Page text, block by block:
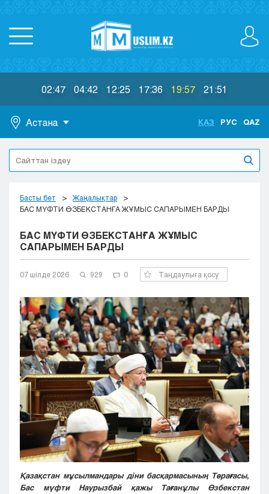
02:47 04:42 12:25 17:36 19:57 21:51
Астана
Астана
Алматы
Актобе
Атырау
Караганда
Кокшетау
Кызылорда
Петропавловск
Семей
Талдыкорган
Тараз
Туркестан
Уральск
Усть-Каменогорск
Шымкент
ҚАЗ РУС QAZ
Басты бет
Жаңалықтар
БАС МҮФТИ ӨЗБЕКСТАНҒА ЖҰМЫС САПАРЫМЕН БАРДЫ
БАС МҮФТИ ӨЗБЕКСТАНҒА ЖҰМЫС
САПАРЫМЕН БАРДЫ
07 шілде 2026 929 0 Таңдаулыға қосу
Қазақстан мұсылмандары діни басқармасының Төрағасы,
Бас мүфти Наурызбай қажы Тағанұлы Өзбекстан